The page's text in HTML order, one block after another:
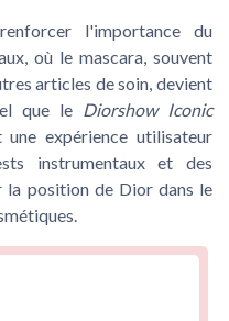
l'importance du
où le mascara, souvent
articles de soin, devient
que le Diorshow Iconic
expérience utilisateur
instrumentaux et des
position de Dior dans le